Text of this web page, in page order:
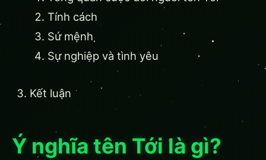
Tính cách
Sứ mệnh
Sự nghiệp và tình yêu
Kết luận
Ý nghĩa tên Tới là gì?